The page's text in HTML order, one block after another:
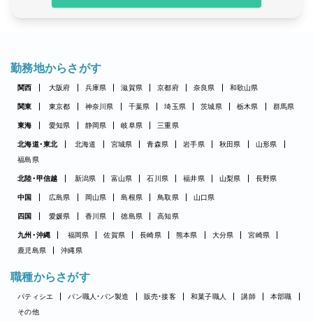
勤務地からさがす
関西 大阪府 兵庫県 滋賀県 京都府 奈良県 和歌山県
関東 東京都 神奈川県 千葉県 埼玉県 茨城県 栃木県 群馬県
東海 愛知県 静岡県 岐阜県 三重県
北海道・東北 北海道 宮城県 青森県 岩手県 秋田県
山形県
福島県
北陸・甲信越 新潟県 富山県 石川県 福井県 山梨県 長野県
中国 広島県 岡山県 島根県 鳥取県 山口県
四国 愛媛県 香川県 徳島県 高知県
九州・沖縄 福岡県 佐賀県 長崎県 熊本県 大分県
宮崎県
鹿児島県
沖縄県
職種からさがす
パティシエ パン職人・パン製造 販売・接客 和菓子職人 講師
本部職
その他